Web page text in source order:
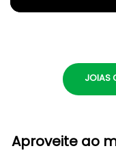
JOIAS
Aproveite ao